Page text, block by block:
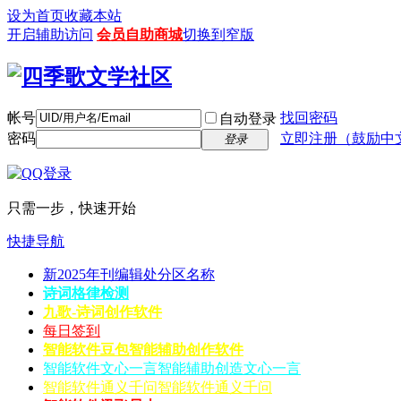
设为首页收藏本站
开启辅助访问 会员自助商城切换到窄版
帐号 自动登录 找回密码
密码
登录 立即注册（鼓励中
只需一步，快速开始
快捷导航
新2025年刊编辑处分区名称
诗词格律检测
九歌-诗词创作软件
每日签到
智能软件豆包智能辅助创作软件
智能软件文心一言智能辅助创造文心一言
智能软件通义千问智能软件通义千问